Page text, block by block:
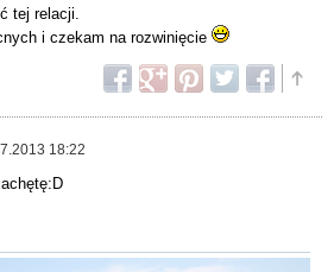
tej relacji.
i czekam na rozwinięcie
18:22